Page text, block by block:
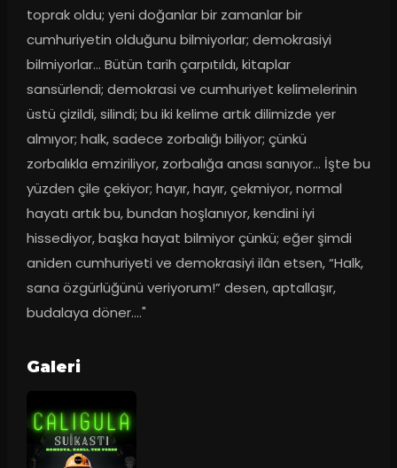
toprak oldu; yeni doğanlar bir zamanlar bir
cumhuriyetin olduğunu bilmiyorlar; demokrasiyi
bilmiyorlar… Bütün tarih çarpıtıldı, kitaplar
sansürlendi; demokrasi ve cumhuriyet kelimelerinin
üstü çizildi, silindi; bu iki kelime artık dilimizde yer
almıyor; halk, sadece zorbalığı biliyor; çünkü
zorbalıkla emziriliyor, zorbalığa anası sanıyor… İşte bu
yüzden çile çekiyor; hayır, hayır, çekmiyor, normal
hayatı artık bu, bundan hoşlanıyor, kendini iyi
hissediyor, başka hayat bilmiyor çünkü; eğer şimdi
aniden cumhuriyeti ve demokrasiyi ilân etsen, “Halk,
sana özgürlüğünü veriyorum!” desen, aptallaşır,
budalaya döner...."
Galeri